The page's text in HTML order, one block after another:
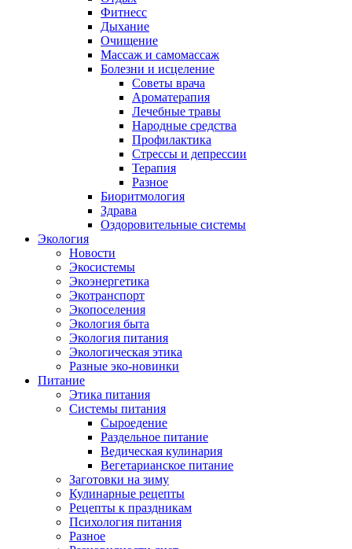
Фитнесс
Дыхание
Очищение
Массаж и самомассаж
Болезни и исцеление
Советы врача
Ароматерапия
Лечебные травы
Народные средства
Профилактика
Стрессы и депрессии
Терапия
Разное
Биоритмология
Здрава
Оздоровительные системы
Экология
Новости
Экосистемы
Экоэнергетика
Экотранспорт
Экопоселения
Экология быта
Экология питания
Экологическая этика
Разные эко-новинки
Питание
Этика питания
Системы питания
Сыроедение
Раздельное питание
Ведическая кулинария
Вегетарианское питание
Заготовки на зиму
Кулинарные рецепты
Рецепты к праздникам
Психология питания
Разное